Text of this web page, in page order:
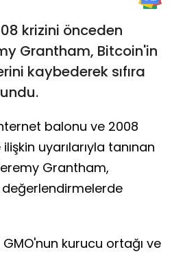
krizini önceden
Grantham, Bitcoin'in
kaybederek sıfıra
balonu ve 2008
uyarılarıyla tanınan
Grantham,
kurucu ortağı ve